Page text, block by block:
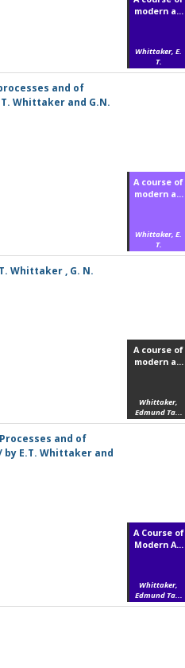
modern a...
Whittaker, E.
T.
and of
Whittaker and G.N.
A course of
modern a...
Whittaker, E.
T.
Whittaker , G. N.
A course of
modern a...
Whittaker,
Edmund Ta...
and of
E.T. Whittaker and
A Course of
Modern A...
Whittaker,
Edmund Ta...